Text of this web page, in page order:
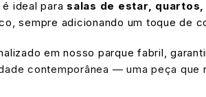
ideal para salas de estar,
sempre adicionando um toque de
em nosso parque fabril,
contemporânea — uma peça que